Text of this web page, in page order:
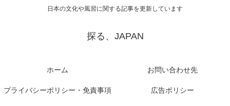
日本の文化や風習に関する記事を更新しています
探る、JAPAN
ホーム お問い合わせ先
プライバシーポリシー・免責事項 広告ポリシー